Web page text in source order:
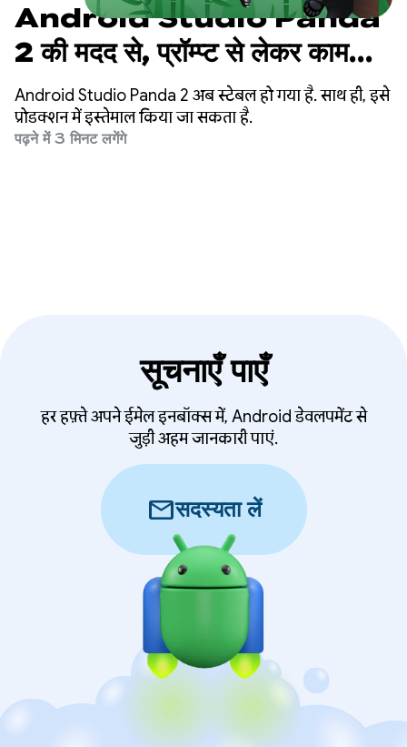
Android Studio Panda
2 की मदद से, प्रॉम्प्ट से लेकर काम
करने वाले प्रोटोटाइप तक बनाएं
Android Studio Panda 2 अब स्टेबल हो गया है. साथ ही, इसे
प्रोडक्शन में इस्तेमाल किया जा सकता है.
पढ़ने में 3 मिनट लगेंगे
सूचनाएँ पाएँ
हर हफ़्ते अपने ईमेल इनबॉक्स में, Android डेवलपमेंट से
जुड़ी अहम जानकारी पाएं.
mailसदस्यता लें